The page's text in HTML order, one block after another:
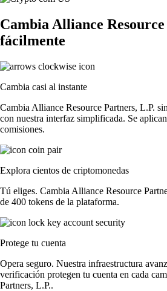
Cambia Alliance
fácilmente
Cambia casi al instante
Cambia Alliance Resource Partners, L.P.
con nuestra interfaz simplificada. Se
comisiones.
Explora cientos de criptomonedas
Tú eliges. Cambia Alliance Resource
de 400 tokens de la plataforma.
Protege tu cuenta
Opera seguro. Nuestra infraestructura
verificación protegen tu cuenta en cada
Partners, L.P..